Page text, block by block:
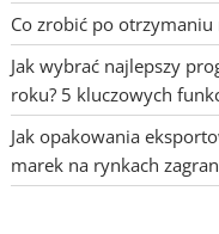
Co zrobić po
Jak wybrać najlepszy
roku? 5 kluczowych
Jak opakowania
marek na rynkach